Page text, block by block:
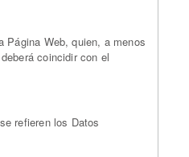
Página Web, quien, a menos
coincidir con el
refieren los Datos